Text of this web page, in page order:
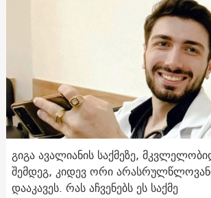
გიგა ავალიანის საქმეზე,
შემდეგ, კიდევ ორი
დააკავეს. რას აჩვენებს ეს საქმე